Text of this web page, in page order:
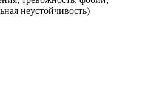
неустойчивость)